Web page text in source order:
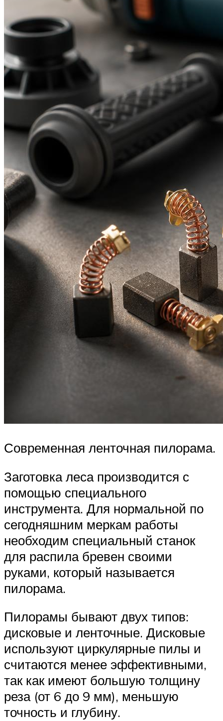
Современная ленточная пилорама.
Заготовка леса производится с
помощью специального
инструмента. Для нормальной по
сегодняшним меркам работы
необходим специальный станок
для распила бревен своими
руками, который называется
пилорама.
Пилорамы бывают двух типов:
дисковые и ленточные. Дисковые
используют циркулярные пилы и
считаются менее эффективными,
так как имеют большую толщину
реза (от 6 до 9 мм), меньшую
точность и глубину.